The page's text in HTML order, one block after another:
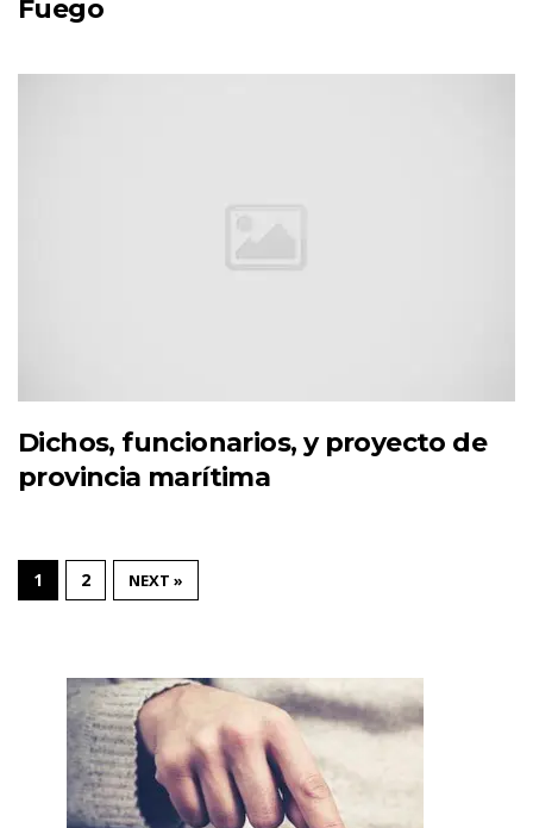
Fuego
Dichos, funcionarios, y proyecto de
provincia marítima
1 2 NEXT »